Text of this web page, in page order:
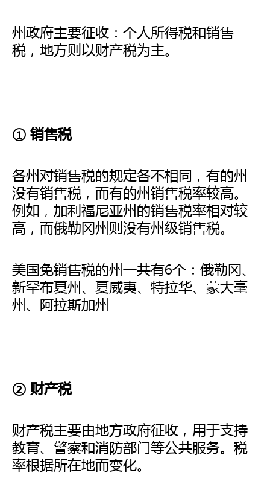
州政府主要征收：个人所得税和销售
税，地方则以财产税为主。
① 销售税
各州对销售税的规定各不相同，有的州
没有销售税，而有的州销售税率较高。
例如，加利福尼亚州的销售税率相对较
高，而俄勒冈州则没有州级销售税。
美国免销售税的州一共有6个：俄勒冈、
新罕布夏州、夏威夷、特拉华、蒙大毫
州、阿拉斯加州
② 财产税
财产税主要由地方政府征收，用于支持
教育、警察和消防部门等公共服务。税
率根据所在地而变化。